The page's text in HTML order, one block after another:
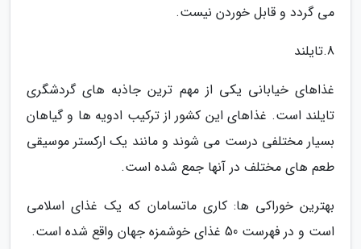
می گردد و قابل خوردن نیست.
8.تایلند
غذاهای خیابانی یکی از مهم ترین جاذبه های گردشگری
تایلند است. غذاهای این کشور از ترکیب ادویه ها و گیاهان
بسیار مختلفی درست می شوند و مانند یک ارکستر موسیقی
طعم های مختلف در آنها جمع شده است.
بهترین خوراکی ها: کاری ماتسامان که یک غذای اسلامی
است و در فهرست 50 غذای خوشمزه جهان واقع شده است.